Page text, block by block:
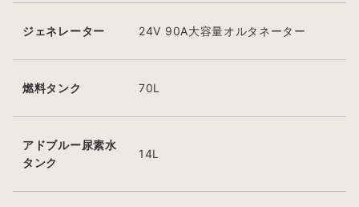
ジェネレーター 24V 90A大容量オルタネーター
燃料タンク 70L
アドブルー尿素水
タンク
14L